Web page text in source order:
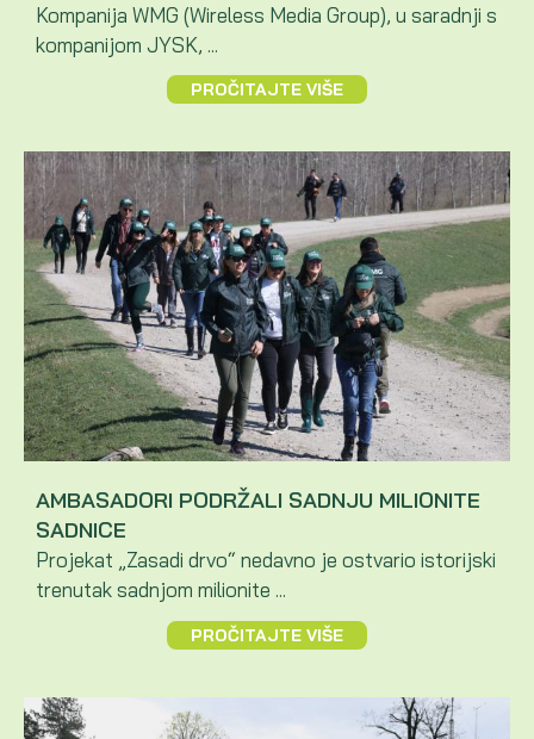
Kompanija WMG (Wireless Media Group), u saradnji s
kompanijom JYSK, ...
PROČITAJTE VIŠE
AMBASADORI PODRŽALI SADNJU MILIONITE
SADNICE
Projekat „Zasadi drvo“ nedavno je ostvario istorijski
trenutak sadnjom milionite ...
PROČITAJTE VIŠE